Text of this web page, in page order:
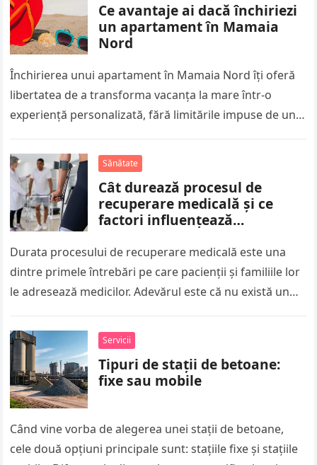
Ce avantaje ai dacă închiriezi
un apartament în Mamaia
Nord
Închirierea unui apartament în Mamaia Nord îți oferă
libertatea de a transforma vacanța la mare într-o
experiență personalizată, fără limitările impuse de un
Sănătate
Cât durează procesul de
recuperare medicală și ce
factori influențează
Durata procesului de recuperare medicală este una
dintre primele întrebări pe care pacienții și familiile lor
le adresează medicilor. Adevărul este că nu există un
Servicii
Tipuri de stații de betoane:
fixe sau mobile
Când vine vorba de alegerea unei stații de betoane,
cele două opțiuni principale sunt: stațiile fixe și stațiile